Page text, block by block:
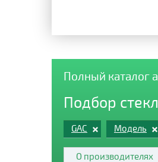
Полный каталог
Подбор
GAC Модель
О производителях